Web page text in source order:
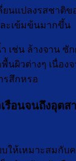
ยนแปลงรสชาติ
ะเข้มข้นมากขึ้น
เช่น ล้างจาน ซัก
นผิวต่างๆ เนื่อง
รสึกหรอ
รือนจนถึงอุต
ให้เหมาะสมกับ